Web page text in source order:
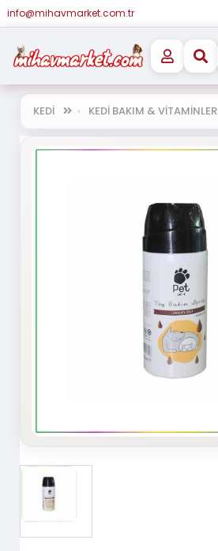
info@mihavmarket.com.tr
KEDİ KEDİ BAKIM & VİTAMİNLER